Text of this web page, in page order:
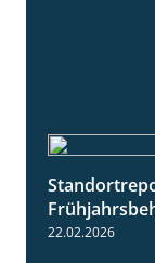
22.02.2026